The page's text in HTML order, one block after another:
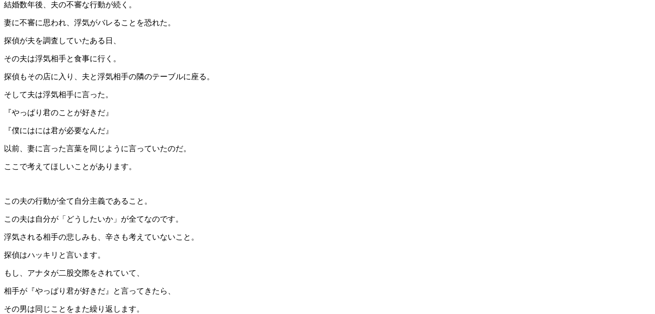
結婚数年後、夫の不審な行動が続く。
妻に不審に思われ、浮気がバレることを恐れた。
探偵が夫を調査していたある日、
その夫は浮気相手と食事に行く。
探偵もその店に入り、夫と浮気相手の隣のテーブルに座る。
そして夫は浮気相手に言った。
『やっぱり君のことが好きだ』
『僕にはには君が必要なんだ』
以前、妻に言った言葉を同じように言っていたのだ。
ここで考えてほしいことがあります。
この夫の行動が全て自分主義であること。
この夫は自分が「どうしたいか」が全てなのです。
浮気される相手の悲しみも、辛さも考えていないこと。
探偵はハッキリと言います。
もし、アナタが二股交際をされていて、
相手が『やっぱり君が好きだ』と言ってきたら、
その男は同じことをまた繰り返します。